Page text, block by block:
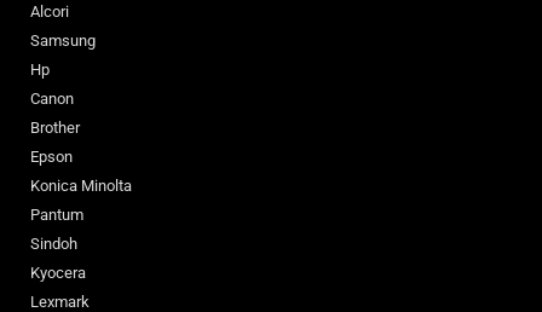
Alcori
Samsung
Hp
Canon
Brother
Epson
Konica Minolta
Pantum
Sindoh
Kyocera
Lexmark